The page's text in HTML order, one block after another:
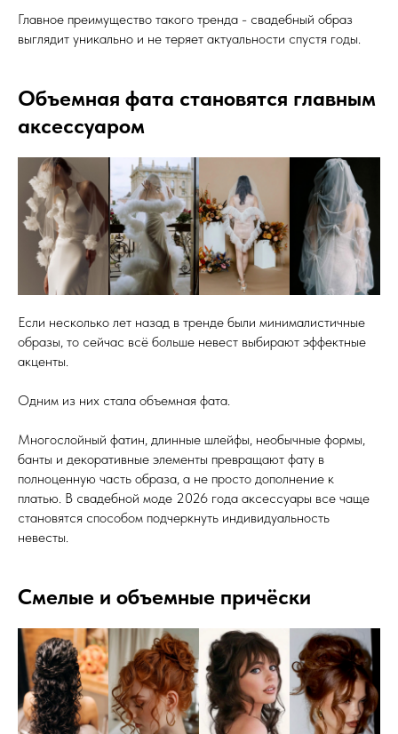
Главное преимущество такого тренда - свадебный образ
выглядит уникально и не теряет актуальности спустя годы.
Объемная фата становятся главным
аксессуаром
Если несколько лет назад в тренде были минималистичные
образы, то сейчас всё больше невест выбирают эффектные
акценты.
Одним из них стала объемная фата.
Многослойный фатин, длинные шлейфы, необычные формы,
банты и декоративные элементы превращают фату в
полноценную часть образа, а не просто дополнение к
платью. В свадебной моде 2026 года аксессуары все чаще
становятся способом подчеркнуть индивидуальность
невесты.
Смелые и объемные причёски